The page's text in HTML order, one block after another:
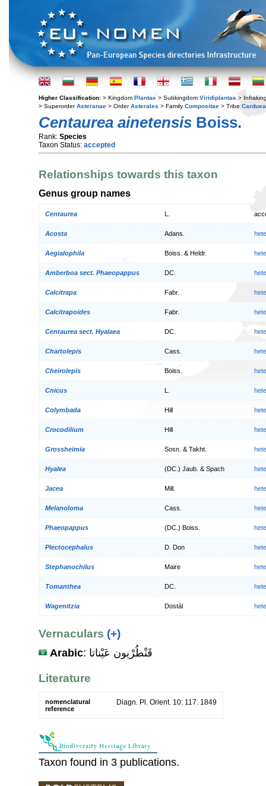
Higher Classification: > Kingdom Plantae > Subkingdom Viridiplantae >
> SuperorderAsteranae > OrderAsterales > Family Compositae > Tribe
Centaurea ainetensis Boiss.
Rank: Species
Taxon Status: accepted
Relationships towards this taxon
Genus group names
Centaurea
Acosta Adans.
Aegialophila Boiss. & Heldr.
Amberboa sect. Phaeopappus DC.
Calcitrapa Fabr.
Calcitrapoides Fabr.
Centaurea sect. Hyalaea DC.
Chartolepis Cass.
Cheirolepis Boiss.
Cnicus
Colymbada Hill
Crocodilium Hill
Grossheimia Sosn. & Takht.
Hyalea (DC.) Jaub. & Spach
Jacea Mill.
Melanoloma Cass.
Phaeopappus (DC.) Boiss.
Plectocephalus D. Don
Stephanochilus Maire
Tomanthea DC.
Wagenitzia Dostál
Vernaculars (+)
Arabic : قَنْطُرْيون عَيْناتا
Literature
nomenclatural
reference
Diagn. Pl. Orient. 10: 117. 1849
Taxon found in 3 publications.